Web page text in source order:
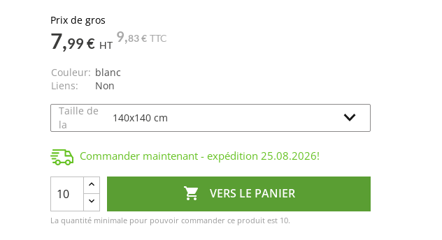
Prix de gros
7,99 € HT
9,83 € TTC
Couleur: blanc
Liens:
Non
Taille de
la
Commander maintenant - expédition25.08.2026!
 VERS LE PANIER
La quantité minimale pour pouvoir commander ce produit est 10.